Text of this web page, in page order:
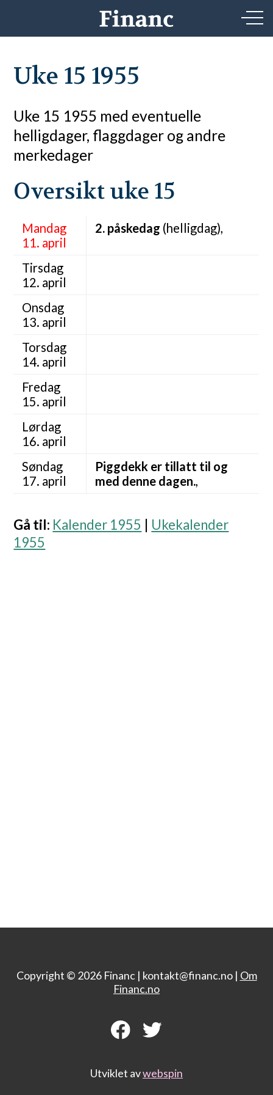
Uke 15 1955
Uke 15 1955 med eventuelle
helligdager, flaggdager og andre
merkedager
Oversikt uke 15
Mandag
11. april
2. påskedag (helligdag),
Tirsdag
12. april
Onsdag
13. april
Torsdag
14. april
Fredag
15. april
Lørdag
16. april
Søndag
17. april
Piggdekk er tillatt til og
med denne dagen.,
Gå til: Kalender 1955
Ukekalender
1955
Copyright © 2026 Financ | kontakt@financ.no | Om
Financ.no
Utviklet avwebspin